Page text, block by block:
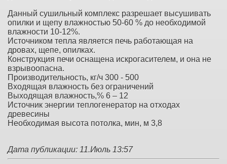
Данный сушильный комплекс разрешает высушивать
опилки и щепу влажностью 50-60 % до необходимой
влажности 10-12%.
Источником тепла является печь работающая на
дровах, щепе, опилках.
Конструкция печи оснащена искрогасителем, и она не
взрывоопасна.
Производительность, кг/ч 300 - 500
Входящая влажность без ограничений
Выходящая влажность,% 6 – 12
Источник энергии теплогенератор на отходах
древесины
Необходимая высота потолка, мин, м 3,8
Дата публикации: 11.Июль 13:57